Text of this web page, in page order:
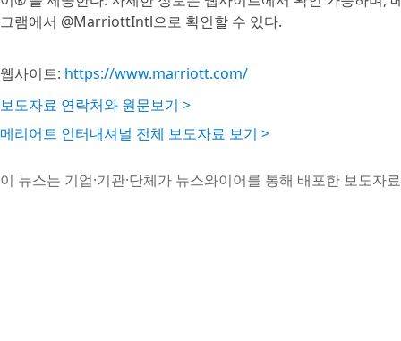
그램에서 @MarriottIntl으로 확인할 수 있다.
웹사이트: https://www.marriott.com/
보도자료 연락처와 원문보기 >
메리어트 인터내셔널 전체 보도자료 보기 >
이 뉴스는 기업·기관·단체가 뉴스와이어를 통해 배포한 보도자